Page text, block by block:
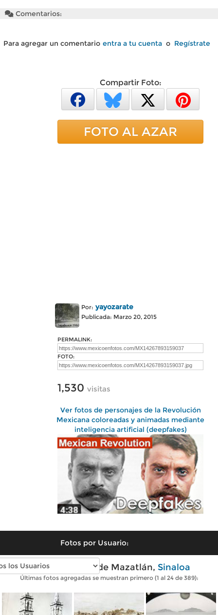
Comentarios:
Para agregar un comentario entra a tu cuenta o Regístrate
Compartir Foto:
FOTO AL AZAR
Por: yayozarate
Publicada: Marzo 20, 2015
PERMALINK:
FOTO:
1,530 visitas
Ver fotos de personajes de la Revolución
Mexicana coloreadas y animadas mediante
inteligencia artificial (deepfakes)
Fotos por Usuario:
Fotos antiguas de Mazatlán, Sinaloa
Últimas fotos agregadas se muestran primero (1 al 24 de 389):